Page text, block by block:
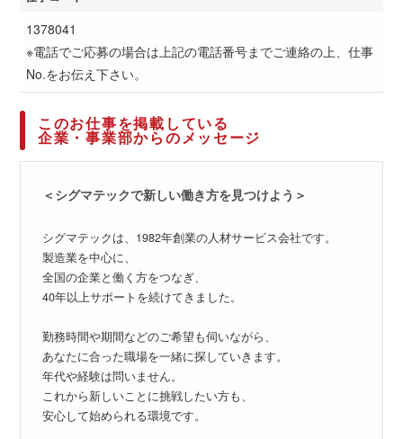
1378041
※電話でご応募の場合は上記の電話番号までご連絡の上、仕事
No.をお伝え下さい。
このお仕事を掲載している
企業・事業部からのメッセージ
＜シグマテックで新しい働き方を見つけよう＞
シグマテックは、1982年創業の人材サービス会社です。
製造業を中心に、
全国の企業と働く方をつなぎ、
40年以上サポートを続けてきました。
勤務時間や期間などのご希望も伺いながら、
あなたに合った職場を一緒に探していきます。
年代や経験は問いません。
これから新しいことに挑戦したい方も、
安心して始められる環境です。